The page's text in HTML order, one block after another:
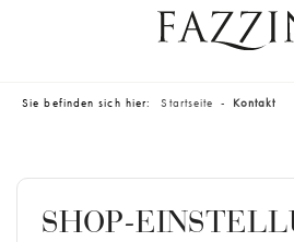
Sie befinden sich hier: Startseite Kontakt
SHOP-